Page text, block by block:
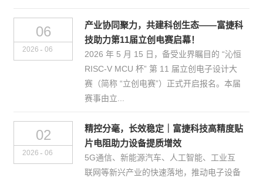
06
2026 - 06
产业协同聚力，共建科创生态——富捷科
技助力第11届立创电赛启幕！
2026 年 5 月 15 日，备受业界瞩目的 “沁恒
RISC-V MCU 杯” 第 11 届立创电子设计大
赛（简称 “立创电赛”）正式开启报名。本届
赛事由立...
02
2026 - 06
精控分毫，长效稳定｜富捷科技高精度贴
片电阻助力设备提质增效
5G通信、新能源汽车、人工智能、工业互
联网等新兴产业的快速落地，推动电子设备